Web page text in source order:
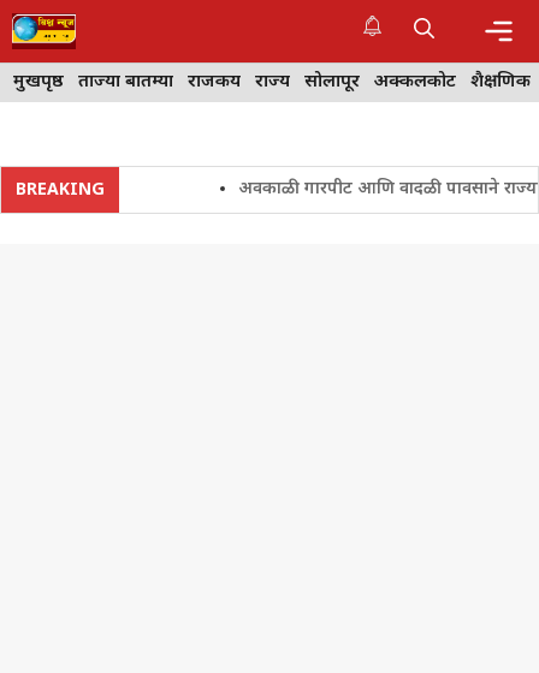
Skip
to
content
मुखपृष्ठ ताज्या बातम्या राजकीय राज्य सोलापूर अक्कलकोट शैक्षणिक
BREAKING अवकाळी गारपीट आणि वादळी पावसाने